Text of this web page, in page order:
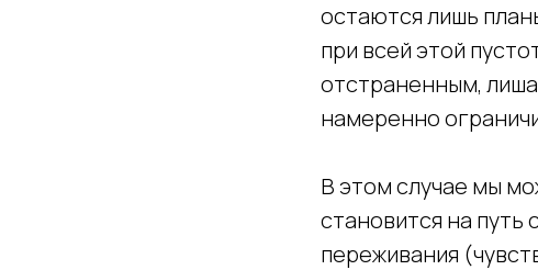
остаются лишь
при всей этой
отстраненным,
намеренно
В этом случае мы
становится на
переживания